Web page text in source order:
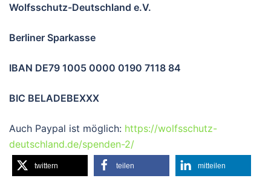
Wolfsschutz-Deutschland e.V.
Berliner Sparkasse
IBAN DE79 1005 0000 0190 7118 84
BIC BELADEBEXXX
Auch Paypal ist möglich: https://wolfsschutz-
deutschland.de/spenden-2/
twittern teilen mitteilen